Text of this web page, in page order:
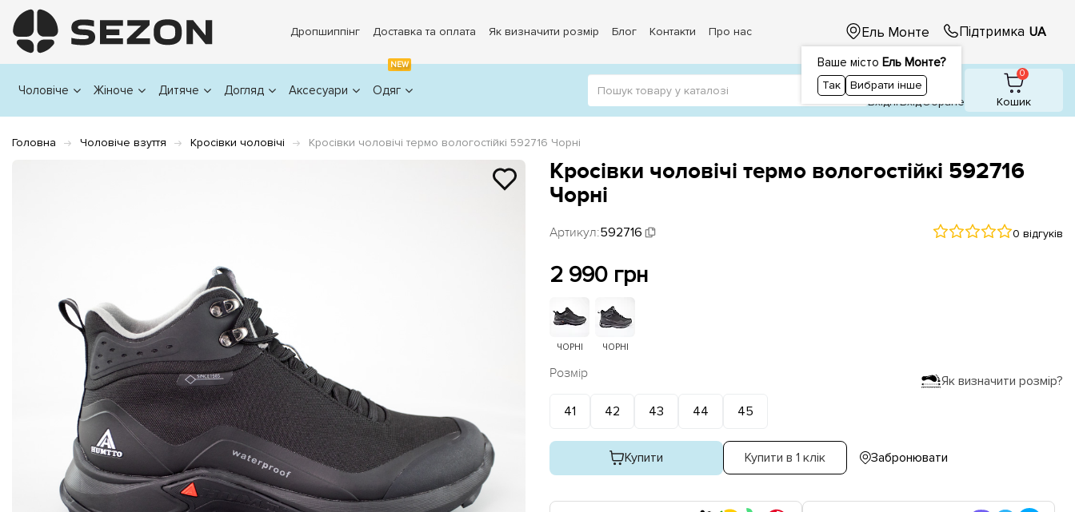
Дропшиппінг Доставка та оплата Як визначити розмір Блог Контакти Про нас Ель Монте
Ваше місто Ель Монте?
Так Вибрати інше
Підтримка UA
Чоловіче Жіноче Дитяче Догляд Аксесуари
NEW
Одяг
1
ВхідніВхiдОбране
0
Кошик
Головна Чоловіче взуття Кросівки чоловічі Кросівки чоловічі термо вологостійкі 592716 Чорні
Кросівки чоловічі термо вологостійкі 592716
Чорні
Артикул:592716 0 відгуків
2 990 грн
ЧОРНІ ЧОРНІ
Як визначити розмір?
Розмір
41 42 43 44 45
Купити Купити в 1 клік Забронювати